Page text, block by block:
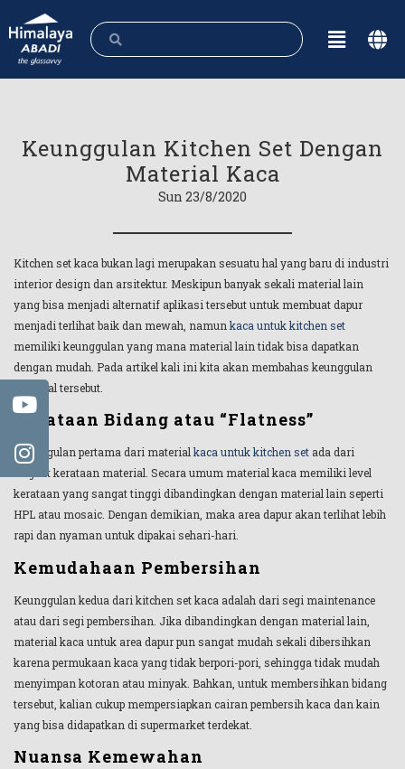
Keunggulan Kitchen Set Dengan
Material Kaca
Sun 23/8/2020
Kitchen set kaca bukan lagi merupakan sesuatu hal yang baru di industri
interior design dan arsitektur. Meskipun banyak sekali material lain
yang bisa menjadi alternatif aplikasi tersebut untuk membuat dapur
menjadi terlihat baik dan mewah, namun kaca untuk kitchen set
memiliki keunggulan yang mana material lain tidak bisa dapatkan
dengan mudah. Pada artikel kali ini kita akan membahas keunggulan
material tersebut.
Kerataan Bidang atau “Flatness”
Keunggulan pertama dari materialkaca untuk kitchen set ada dari
tingkat kerataan material. Secara umum material kaca memiliki level
kerataan yang sangat tinggi dibandingkan dengan material lain seperti
HPL atau mosaic. Dengan demikian, maka area dapur akan terlihat lebih
rapi dan nyaman untuk dipakai sehari-hari.
Kemudahaan Pembersihan
Keunggulan kedua dari kitchen set kaca adalah dari segi maintenance
atau dari segi pembersihan. Jika dibandingkan dengan material lain,
material kaca untuk area dapur pun sangat mudah sekali dibersihkan
karena permukaan kaca yang tidak berpori-pori, sehingga tidak mudah
menyimpan kotoran atau minyak. Bahkan, untuk membersihkan bidang
tersebut, kalian cukup mempersiapkan cairan pembersih kaca dan kain
yang bisa didapatkan di supermarket terdekat.
Nuansa Kemewahan